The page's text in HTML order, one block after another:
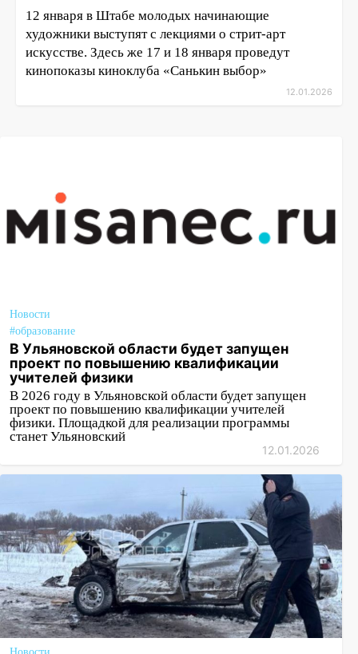
12 января в Штабе молодых начинающие
художники выступят с лекциями о стрит-арт
искусстве. Здесь же 17 и 18 января проведут
кинопоказы киноклуба «Санькин выбор»
12.01.2026
Новости
#образование
В Ульяновской области будет запущен
проект по повышению квалификации
учителей физики
В 2026 году в Ульяновской области будет запущен
проект по повышению квалификации учителей
физики. Площадкой для реализации программы
станет Ульяновский
12.01.2026